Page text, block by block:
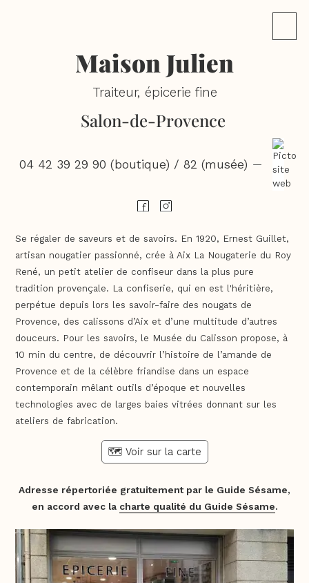
Maison Julien
Traiteur, épicerie fine
Salon-de-Provence
04 42 39 29 90 (boutique) / 82 (musée) —
Se régaler de saveurs et de savoirs. En 1920, Ernest Guillet,
artisan nougatier passionné, crée à Aix La Nougaterie du Roy
René, un petit atelier de confiseur dans la plus pure
tradition provençale. La confiserie, qui en est l'héritière,
perpétue depuis lors les savoir-faire des nougats de
Provence, des calissons d’Aix et d’une multitude d’autres
douceurs. Pour les savoirs, le Musée du Calisson propose, à
10 min du centre, de découvrir l’histoire de l’amande de
Provence et de la célèbre friandise dans un espace
contemporain mêlant outils d’époque et nouvelles
technologies avec de larges baies vitrées donnant sur les
ateliers de fabrication.
🗺️ Voir sur la carte
Adresse répertoriée gratuitement par le Guide Sésame,
en accord avec la charte qualité du Guide Sésame.